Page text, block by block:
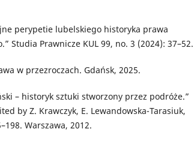
perypetie lubelskiego historyka prawa
Studia Prawnicze KUL 99, no. 3 (2024): 37–52.
w przezroczach. Gdańsk, 2025.
– historyk sztuki stworzony przez podróże.”
by Z. Krawczyk, E. Lewandowska-Tarasiuk,
Warszawa, 2012.